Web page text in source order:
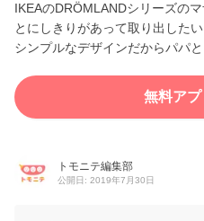
IKEAのDRÖMLANDシリーズの
とにしきりがあって取り出した
シンプルなデザインだからパパ
無料アプ
トモニテ編集部
公開日: 2019年7月30日